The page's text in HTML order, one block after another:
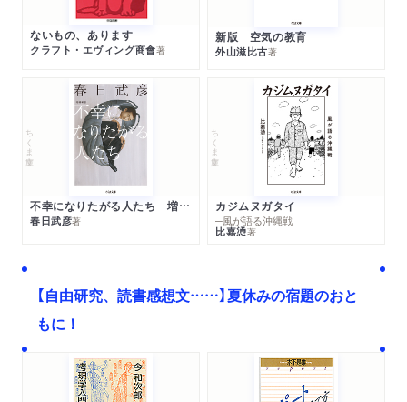
ないもの、あります
クラフト・エヴィング商會著
新版 空気の教育
外山滋比古著
ちくま文庫
不幸になりたがる人たち 増補新版
春日武彦著
ちくま文庫
カジムヌガタイ
─風が語る沖縄戦
比嘉慂著
【自由研究、読書感想文……】夏休みの宿題のおと
もに！